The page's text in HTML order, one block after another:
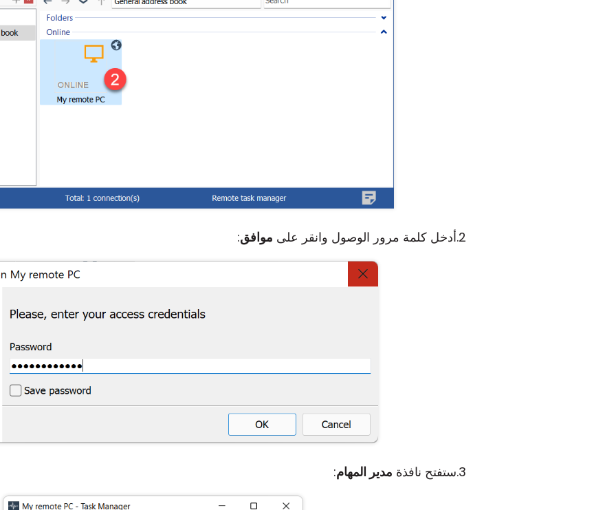
أدخل كلمة مرور الوصول وانقر على موافق:
ستفتح نافذة مدير المهام: